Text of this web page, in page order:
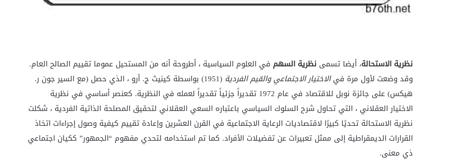
نظرية الاستحالة، أيضا تسمى نظرية السهم في العلوم السياسية ، أطروحة أنه من المستحيل عموما تقييم الصالح العام.
وقد وضعت لأول مرة فيالاختيار الاجتماعي والقيم الفردية (1951) بواسطة
كينيث ج. أرو ، الذي حصل (مع السير جون ر.
هيكس) على جائزة نوبل للاقتصاد في عام 1972 تقديراً جزئياً تقديراً لعمله في النظرية. كعنصر أساسي في نظرية
الاختيار العقلاني ، التي تحاول شرح السلوك السياسي باعتباره السعي العقلاني لتحقيق المصلحة الذاتية الفردية ، شكلت
نظرية الاستحالة تحديًا كبيرًا لاقتصاديات الرعاية الاجتماعية في القرن العشرين وإعادة تقييم كيفية وصول إجراءات اتخاذ
القرارات الديمقراطية إلى ممثل تعبيرات عن تفضيلات الأفراد. كما تم استخدامه لتحدي مفهوم “الجمهور” ككيان اجتماعي
ذي معنى.